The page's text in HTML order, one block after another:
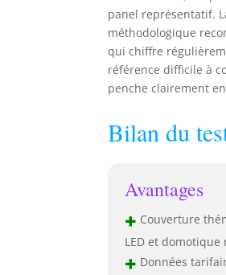
panel représentatif.
méthodologique
qui chiffre
référence difficile à
penche clairement
Bilan du
Avantages
+ Couverture
LED et
+ Données